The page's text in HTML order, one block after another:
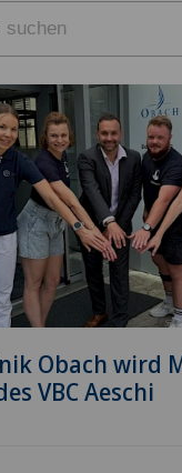
Obach wird
VBC Aeschi